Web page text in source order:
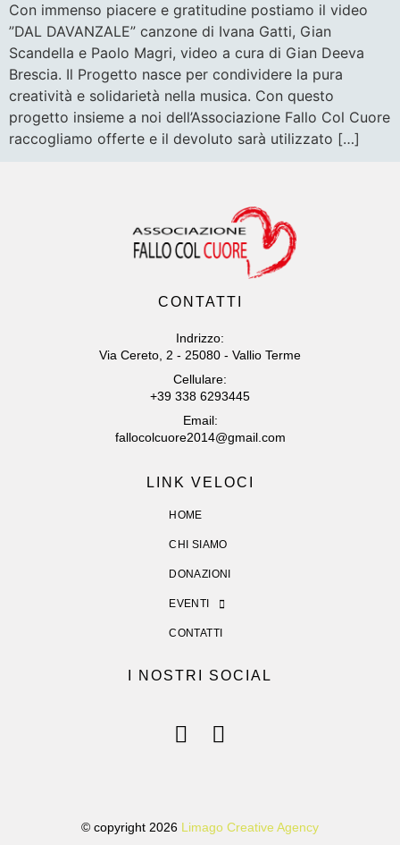
Con immenso piacere e gratitudine postiamo il video
”DAL DAVANZALE” canzone di Ivana Gatti, Gian
Scandella e Paolo Magri, video a cura di Gian Deeva
Brescia. Il Progetto nasce per condividere la pura
creatività e solidarietà nella musica. Con questo
progetto insieme a noi dell’Associazione Fallo Col Cuore
raccogliamo offerte e il devoluto sarà utilizzato […]
CONTATTI
Indrizzo:
Via Cereto, 2 - 25080 - Vallio Terme
Cellulare:
+39 338 6293445
Email:
fallocolcuore2014@gmail.com
LINK VELOCI
HOME
CHI SIAMO
DONAZIONI
EVENTI
CONTATTI
I NOSTRI SOCIAL
© copyright 2026 Limago Creative Agency